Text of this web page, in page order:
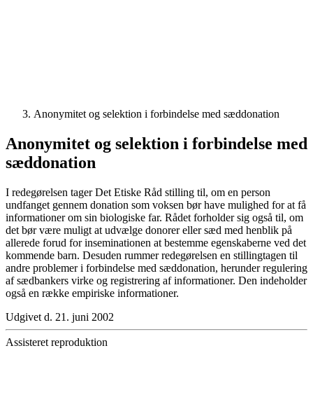
Anonymitet og selektion i forbindelse med sæddonation
Anonymitet og selektion i forbindelse med
sæddonation
I redegørelsen tager Det Etiske Råd stilling til, om en person
undfanget gennem donation som voksen bør have mulighed for at få
informationer om sin biologiske far. Rådet forholder sig også til, om
det bør være muligt at udvælge donorer eller sæd med henblik på
allerede forud for inseminationen at bestemme egenskaberne ved det
kommende barn. Desuden rummer redegørelsen en stillingtagen til
andre problemer i forbindelse med sæddonation, herunder regulering
af sædbankers virke og registrering af informationer. Den indeholder
også en række empiriske informationer.
Udgivet d. 21. juni 2002
Assisteret reproduktion